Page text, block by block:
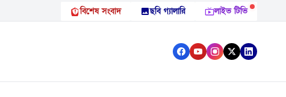
বিশেষ সংবাদ ছবি গ্যালারি লাইভ টিভি